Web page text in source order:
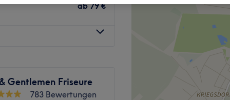
ab 79 €
Gentlemen Friseure
783 Bewertungen